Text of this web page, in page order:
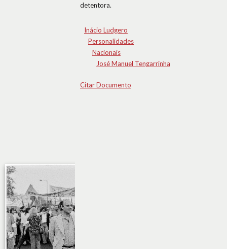
detentora.
Inácio Ludgero
Personalidades
Nacionais
José Manuel Tengarrinha
Citar Documento